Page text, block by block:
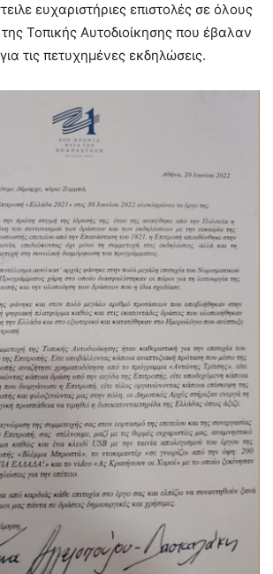
ευχαριστήριες επιστολές σε όλους
Τοπικής Αυτοδιοίκησης που έβαλαν
τις πετυχημένες εκδηλώσεις.